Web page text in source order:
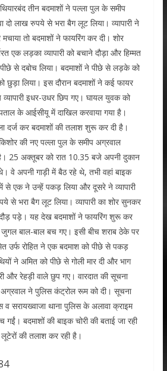
तीन बदमाशों ने पल्ला पुल के समीप
दो लाख रुपये से भरा बैग लूट लिया। व्यापारी ने
तो बदमाशों ने फायरिंग कर दी। शोर
एक लड़का व्यापारी को बचाने दौड़ा और हिम्मत
से दबोच लिया। बदमाशों ने पीछे से लड़के को
छुड़ा लिया। इस दौरान बदमाशों ने कई फायर
इधर-उधर छिप गए। घायल युवक को
के आईसीयू में दाखिल करवाया गया है।
दर्ज कर बदमाशों की तलाश शुरू कर दी है।
की नए पल्ला पुल के समीप अग्रवाल
25 अक्तूबर को रात 10.35 बजे अपनी दुकान
वे अपनी गाड़ी में बैठ रहे थे, तभी वहां बाइक
एक ने उन्हें पकड़ लिया और दूसरे ने व्यापारी
से भरा बैग लूट लिया। व्यापारी का शोर सुनकर
पड़े। यह देख बदमाशों ने फायरिंग शुरू कर
बाल-बाल बच गए। इसी बीच शराब ठेके पर
उर्फ रोहित ने एक बदमाश को पीछे से पकड़
ने अमित को पीछे से गोली मार दी और भाग
और रेहड़ी वाले छुप गए। वारदात की सूचना
अग्रवाल ने पुलिस कंट्रोल रूम को दी। सूचना
व सरायख्वाजा थाना पुलिस के अलावा क्राइम
गईं। बदमाशों की बाइक चोरी की बताई जा रही
की तलाश कर रही है।